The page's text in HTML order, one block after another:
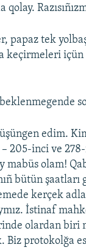
papaz tek
keçirmeleri içün
edim.
205-inci ve 278-
mabüs olam!
bütün
kerçek
İstinaf
olardan biri
protokolğa